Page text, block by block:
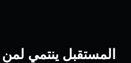
المستقبل ينتمي